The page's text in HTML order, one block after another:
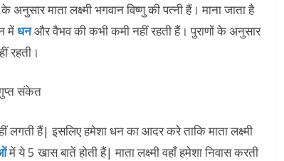
माता लक्ष्मी भगवान विष्णु की पत्नी हैं। माना जाता है
मेंधनऔर वैभव की कभी कमी नहीं रहती हैं। पुराणों के अनुसार
रहती।
लगती हैं| इसलिए हमेशा धन का आदर करे ताकि माता लक्ष्मी
में ये 5 खास बातें होती हैं| माता लक्ष्मी वहाँ हमेशा निवास करती